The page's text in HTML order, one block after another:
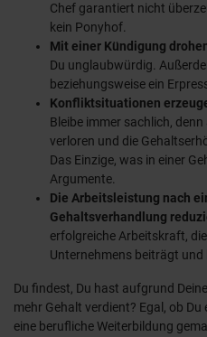
Chef garantiert nicht
kein Ponyhof.
Mit einer Kündigung
Du unglaubwürdig.
beziehungsweise ein
Konfliktsituationen
Bleibe immer sachlich,
verloren und die
Das Einzige, was in einer
Argumente.
Die Arbeitsleistung nach
Gehaltsverhandlung
erfolgreiche Arbeitskraft,
Unternehmens beiträgt und
Du findest, Du hast aufgrund
mehr Gehalt verdient? Egal, ob
eine berufliche Weiterbildung